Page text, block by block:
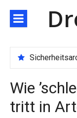
zum
Inhalt
Wie
tritt in